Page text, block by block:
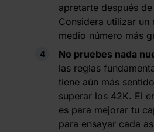
apretarte después
Considera utilizar un
medio número más
No pruebes nada
las reglas
tiene aún más
superar los 42K. El
es para mejorar tu
para ensayar cada